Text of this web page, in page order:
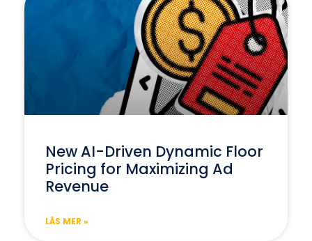
New AI-Driven Dynamic Floor
Pricing for Maximizing Ad
Revenue
LÄS MER »